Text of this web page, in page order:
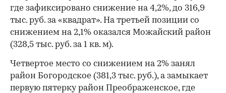
где зафиксировано снижение на 4,2%, до 316,9
тыс. руб. за «квадрат». На третьей позиции со
снижением на 2,1% оказался Можайский район
(328,5 тыс. руб. за 1 кв. м).
Четвертое место со снижением на 2% занял
район Богородское (381,3 тыс. руб.), а замыкает
первую пятерку район Преображенское, где